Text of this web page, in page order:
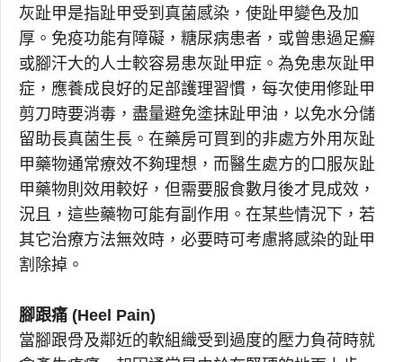
灰趾甲是指趾甲受到真菌感染，使趾甲變色及加
厚。免疫功能有障礙，糖尿病患者，或曾患過足癬
或腳汗大的人士較容易患灰趾甲症。為免患灰趾甲
症，應養成良好的足部護理習慣，每次使用修趾甲
剪刀時要消毒，盡量避免塗抹趾甲油，以免水分儲
留助長真菌生長。在藥房可買到的非處方外用灰趾
甲藥物通常療效不夠理想，而醫生處方的口服灰趾
甲藥物則效用較好，但需要服食數月後才見成效，
況且，這些藥物可能有副作用。在某些情況下，若
其它治療方法無效時，必要時可考慮將感染的趾甲
割除掉。
腳跟痛 (Heel Pain)
當腳跟骨及鄰近的軟組織受到過度的壓力負荷時就